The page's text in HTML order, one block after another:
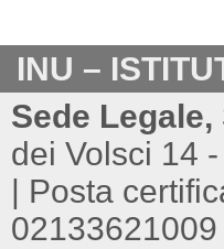
INU –
Sede
dei Volsci 14
| Posta
02133621009